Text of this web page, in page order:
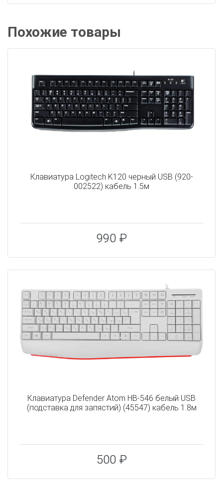
Похожие товары
Клавиатура Logitech K120 черный USB (920-
002522) кабель 1.5м
990 ₽
Клавиатура Defender Atom HB-546 белый USB
(подставка для запястий) (45547) кабель 1.8м
500 ₽